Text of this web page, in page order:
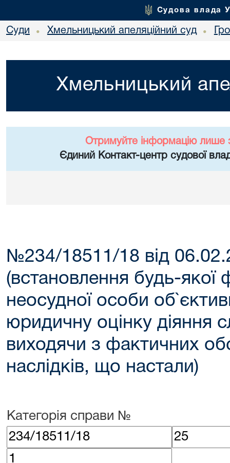
Судова влада
Суди • Хмельницький апеляційний суд •
Хмельницький
Отримуйте інформацію лише
Єдиний Контакт-центр судової
№234/18511/18 від
(встановлення будь-якої
неосудної особи
юридичну оцінку діяння
виходячи з фактичних
наслідків, що настали)
Категорія справи №